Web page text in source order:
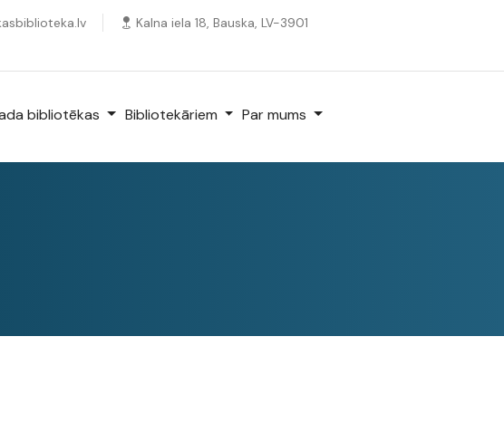
Kalna iela 18, Bauska, LV-3901
bibliotēkas Bibliotekāriem Par mums